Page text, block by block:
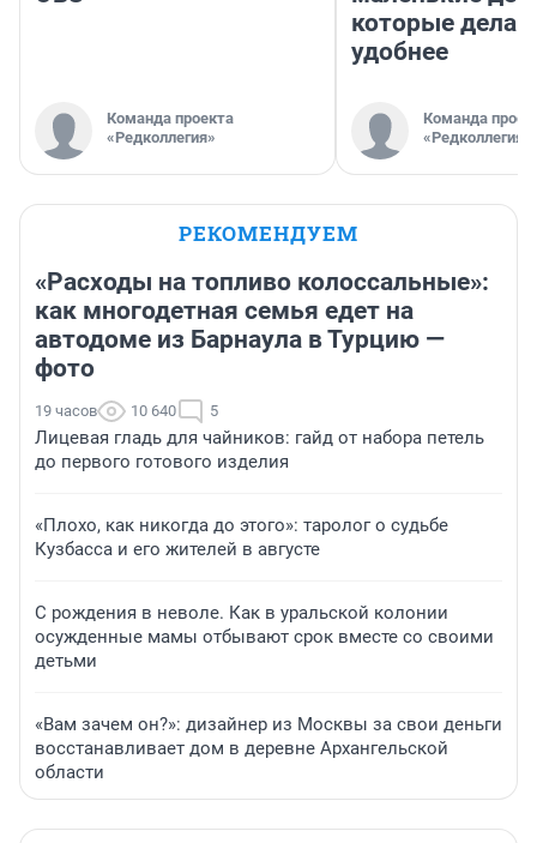
Команда проекта
«Редколлегия»
которые
удобнее
Команда
«Редколлегия»
РЕКОМЕНДУЕМ
«Расходы на топливо колоссальные»:
как многодетная семья едет на
автодоме из Барнаула в Турцию —
фото
19 часов 10 640 5
Лицевая гладь для чайников: гайд от набора петель
до первого готового изделия
«Плохо, как никогда до этого»: таролог о судьбе
Кузбасса и его жителей в августе
С рождения в неволе. Как в уральской колонии
осужденные мамы отбывают срок вместе со своими
детьми
«Вам зачем он?»: дизайнер из Москвы за свои деньги
восстанавливает дом в деревне Архангельской
области